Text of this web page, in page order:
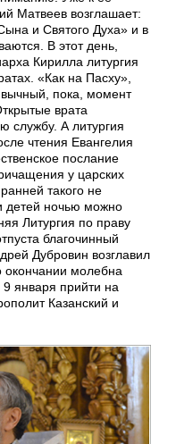
Матвеев возглашает:
и Святого Духа» и в
В этот день,
Кирилла литургия
«Как на Пасху»,
пока, момент
врата
службу. А литургия
чтения Евангелия
послание
у царских
такого не
детей ночью можно
Литургия по праву
благочинный
Дубровин возглавил
молебна
января прийти на
Казанский и